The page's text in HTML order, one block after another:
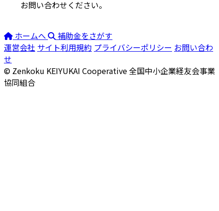
お問い合わせください。
ホームへ
補助金をさがす
運営会社 サイト利用規約 プライバシーポリシー お問い合わ
せ
© Zenkoku KEIYUKAI Cooperative全国中小企業経友会事業
協同組合